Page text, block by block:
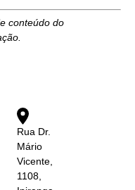
conteúdo do
Rua Dr.
Mário
Vicente,
1108,